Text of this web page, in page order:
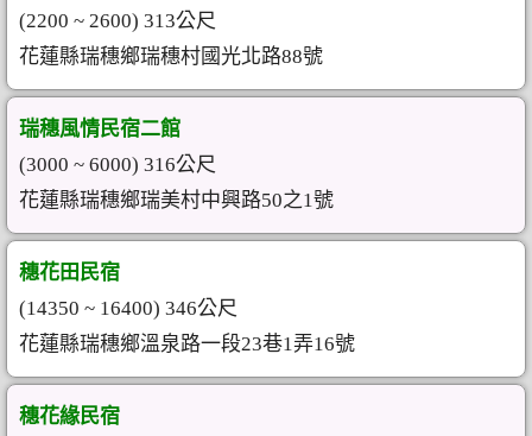
(2200 ~ 2600) 313公尺
花蓮縣瑞穗鄉瑞穗村國光北路88號
瑞穗風情民宿二館
(3000 ~ 6000) 316公尺
花蓮縣瑞穗鄉瑞美村中興路50之1號
穗花田民宿
(14350 ~ 16400) 346公尺
花蓮縣瑞穗鄉溫泉路一段23巷1弄16號
穗花緣民宿